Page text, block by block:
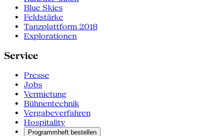
Blue Skies
Feldstärke
Tanzplattform 2018
Explorationen
Service
Presse
Jobs
Vermietung
Bühnentechnik
Vergabeverfahren
Hospitality
Programmheft bestellen